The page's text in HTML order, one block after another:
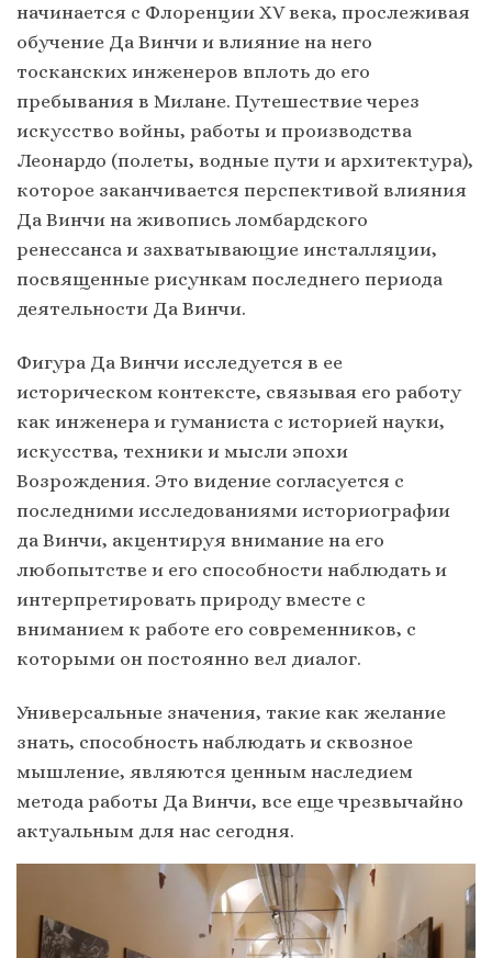
начинается с Флоренции XV века, прослеживая
обучение Да Винчи и влияние на него
тосканских инженеров вплоть до его
пребывания в Милане. Путешествие через
искусство войны, работы и производства
Леонардо (полеты, водные пути и архитектура),
которое заканчивается перспективой влияния
Да Винчи на живопись ломбардского
ренессанса и захватывающие инсталляции,
посвященные рисункам последнего периода
деятельности Да Винчи.
Фигура Да Винчи исследуется в ее
историческом контексте, связывая его работу
как инженера и гуманиста с историей науки,
искусства, техники и мысли эпохи
Возрождения. Это видение согласуется с
последними исследованиями историографии
да Винчи, акцентируя внимание на его
любопытстве и его способности наблюдать и
интерпретировать природу вместе с
вниманием к работе его современников, с
которыми он постоянно вел диалог.
Универсальные значения, такие как желание
знать, способность наблюдать и сквозное
мышление, являются ценным наследием
метода работы Да Винчи, все еще чрезвычайно
актуальным для нас сегодня.